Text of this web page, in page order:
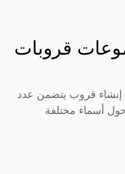
قروبات
إنشاء قروب يتضمن عدد
أسماء مختلفة